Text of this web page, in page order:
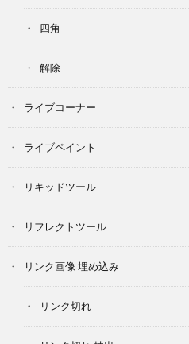
四角
解除
ライブコーナー
ライブペイント
リキッドツール
リフレクトツール
リンク画像 埋め込み
リンク切れ